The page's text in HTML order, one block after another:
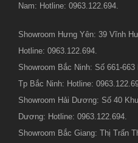
Nam: Hotline: 0963.122.694.
Showroom Hưng Yên: 39 Vĩnh
Hotline: 0963.122.694.
Showroom Bắc Ninh: Số 661-
Tp Bắc Ninh: Hotline:
Showroom Hải Dương: Số 40
Dương: Hotline: 0963.122.694.
Showroom Bắc Giang: Thị Trấn